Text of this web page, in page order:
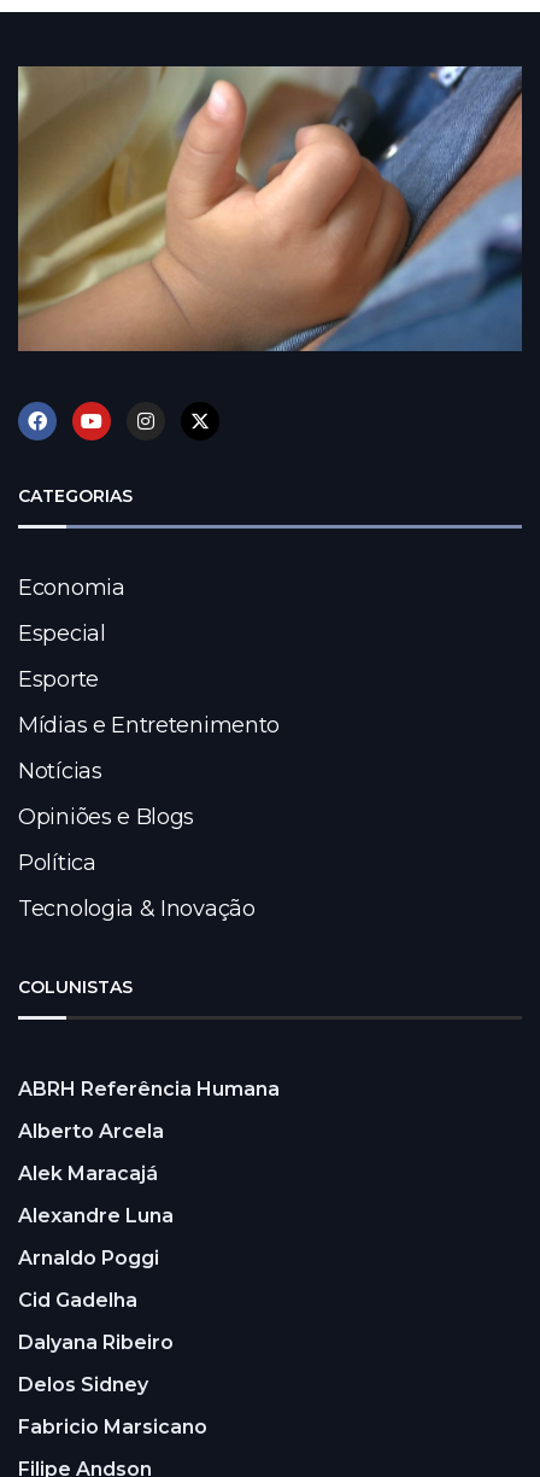
CATEGORIAS
Economia
Especial
Esporte
Mídias e Entretenimento
Notícias
Opiniões e Blogs
Política
Tecnologia & Inovação
COLUNISTAS
ABRH Referência Humana
Alberto Arcela
Alek Maracajá
Alexandre Luna
Arnaldo Poggi
Cid Gadelha
Dalyana Ribeiro
Delos Sidney
Fabricio Marsicano
Filipe Andson